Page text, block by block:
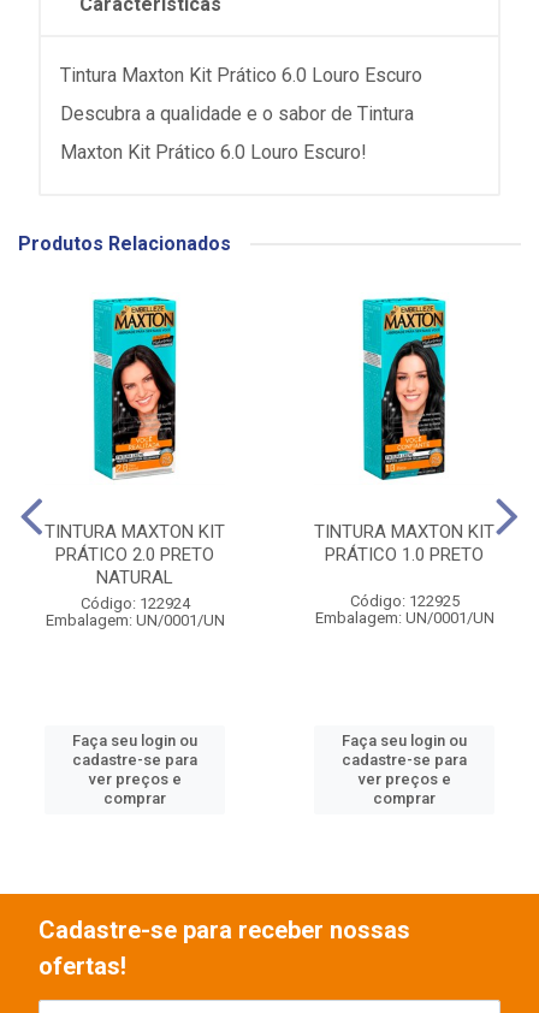
Tintura Maxton Kit Prático 6.0 Louro Escuro
Descubra a qualidade e o sabor de Tintura
Maxton Kit Prático 6.0 Louro Escuro!
Produtos Relacionados
TINTURA MAXTON KIT
PRÁTICO 2.0 PRETO
NATURAL
Código: 122924
Embalagem: UN/0001/UN
Faça seu login ou
cadastre-se para
ver preços e
comprar
TINTURA MAXTON KIT
PRÁTICO 1.0 PRETO
Código: 122925
Embalagem: UN/0001/UN
Faça seu login ou
cadastre-se para
ver preços e
comprar
Cadastre-se para receber nossas
ofertas!